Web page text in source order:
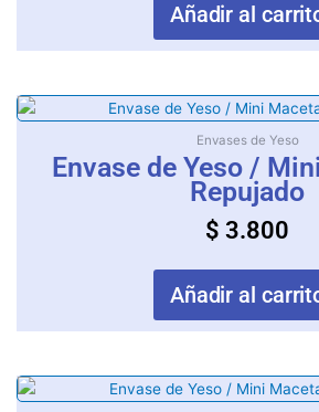
Añadir al
Envases de Yeso
Envase de Yeso /
Repujado
$ 3.800
Añadir al